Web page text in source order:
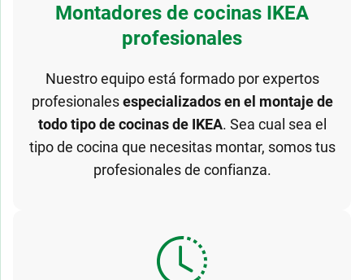
Montadores de cocinas IKEA
profesionales
Nuestro equipo está formado por expertos
profesionalesespecializados en el montaje de
todo tipo de cocinas de IKEA. Sea cual sea el
tipo de cocina que necesitas montar, somos tus
profesionales de confianza.